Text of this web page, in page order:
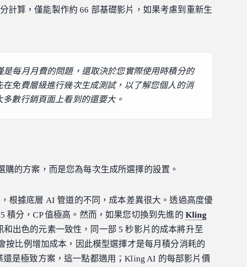
計算，僅能製作約 66 部基礎影片，如果考慮到重新生
是每月月費的問題，還取決於您實際使用時積分的
免費層級進行幾次生成測試，以了解您個人的消
數行銷頁面上看到的還要大。
購的方案，而是您為每次生成所選擇的設置。
根據底層 AI 管道的不同，成本差異很大。透過高度優
積分，CP 值極高。然而，如果您切換到先進的 Kling
出色的元素一致性，同一部 5 秒影片的成本將升至
按比例增加成本，因此模型選擇才是每月積分消耗的
是極致方案，這一點都適用；Kling AI 的每部影片價